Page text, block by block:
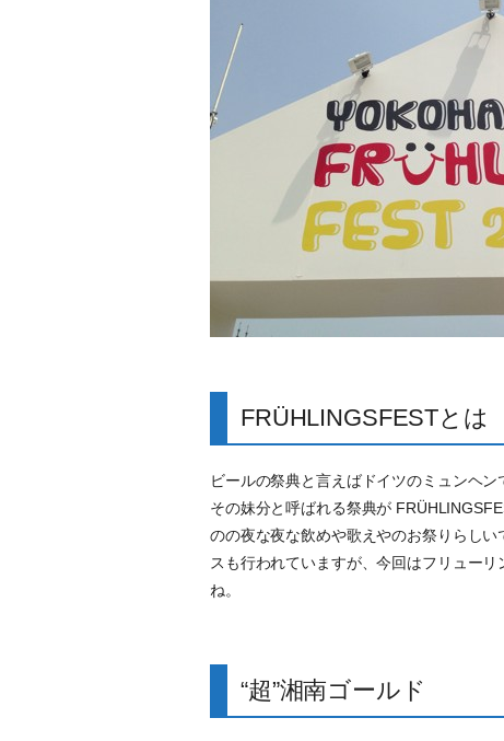
FRÜHLINGSFESTとは
ビールの祭典と言えばドイツのミュンヘ
その妹分と呼ばれる祭典が
のの夜な夜な飲めや歌えやのお祭りらし
スも行われていますが、今回はフリュー
ね。
“超”湘南ゴールド